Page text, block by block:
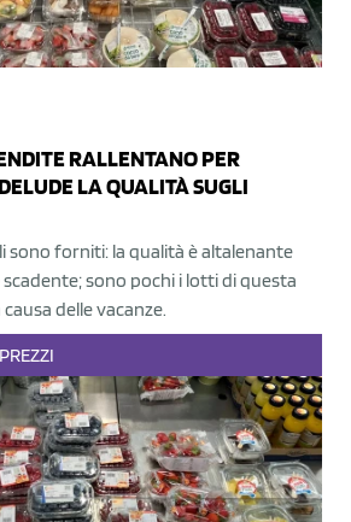
RALLENTANO PER
LA QUALITÀ SUGLI
sono forniti: la qualità è altalenante
sono pochi i lotti di questa
delle vacanze.
PREZZI